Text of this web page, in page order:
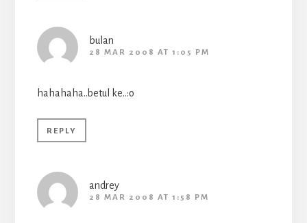
bulan
28 MAR 2008 AT 1:05 PM
hahahaha..betul ke..:o
REPLY
andrey
28 MAR 2008 AT 1:58 PM